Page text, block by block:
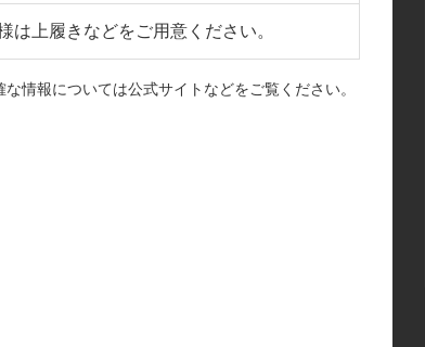
上履きなどをご用意ください。
情報については公式サイトなどをご覧ください。